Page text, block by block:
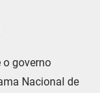
o governo
Nacional de